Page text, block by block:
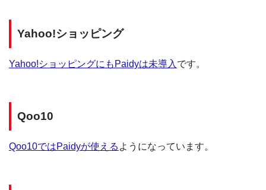
Yahoo!ショッピング
Yahoo!ショッピングにもPaidyは未導入 です。
Qoo10
Qoo10ではPaidyが使える ようになっています。